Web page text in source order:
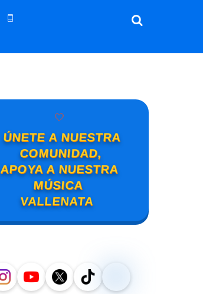
🤍
ÚNETE A NUESTRA
COMUNIDAD,
APOYA A NUESTRA
MÚSICA
VALLENATA